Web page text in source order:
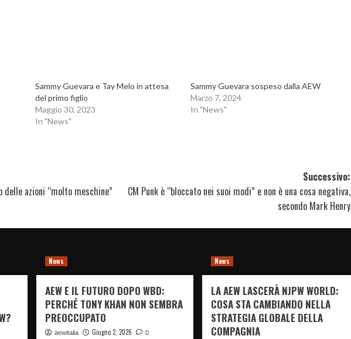
Sammy Guevara e Tay Melo in attesa
del primo figlio
Maggio 30, 2023
In "News"
Sammy Guevara sospeso dalla AEW
Marzo 7, 2024
In "News"
delle azioni “molto meschine”
Successivo:
CM Punk è “bloccato nei suoi modi” e non è una cosa negativa,
secondo Mark Henry
News
AEW E IL FUTURO DOPO WBD:
PERCHÉ TONY KHAN NON SEMBRA
PREOCCUPATO
aewitalia Giugno 2, 2026 0
News
LA AEW LASCERÀ NJPW WORLD:
COSA STA CAMBIANDO NELLA
STRATEGIA GLOBALE DELLA
COMPAGNIA